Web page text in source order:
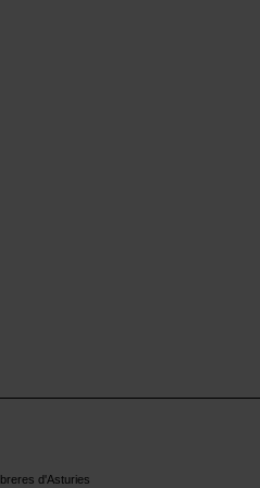
d'Asturies